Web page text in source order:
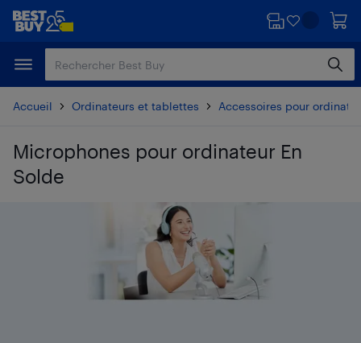
Passer
principal
Passer
Accueil Ordinateurs et tablettes Accessoires pour
Microphones pour ordinateur En
Solde